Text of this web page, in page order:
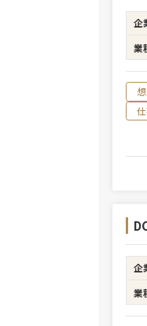
企
業
企
業